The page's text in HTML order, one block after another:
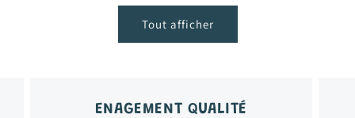
Tout afficher
ENAGEMENT QUALITÉ